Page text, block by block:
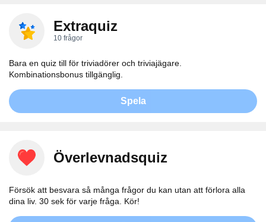
Extraquiz
10 frågor
Bara en quiz till för triviadörer och triviajägare.
Kombinationsbonus tillgänglig.
Spela
Överlevnadsquiz
Försök att besvara så många frågor du kan utan att förlora alla
dina liv. 30 sek för varje fråga. Kör!